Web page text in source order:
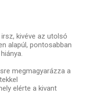
kivéve az utolsó
alapúl, pontosabban
megmagyarázza a
elérte a kivant